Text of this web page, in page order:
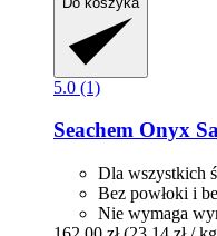
5.0 (1)
Seachem Onyx
Dla wszystkich
Bez powłoki i
Nie wymaga